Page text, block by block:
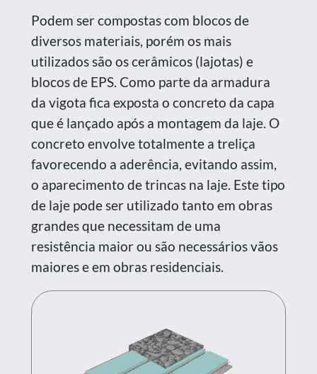
Podem ser compostas com blocos de
diversos materiais, porém os mais
utilizados são os cerâmicos (lajotas) e
blocos de EPS. Como parte da armadura
da vigota fica exposta o concreto da capa
que é lançado após a montagem da laje. O
concreto envolve totalmente a treliça
favorecendo a aderência, evitando assim,
o aparecimento de trincas na laje. Este tipo
de laje pode ser utilizado tanto em obras
grandes que necessitam de uma
resistência maior ou são necessários vãos
maiores e em obras residenciais.